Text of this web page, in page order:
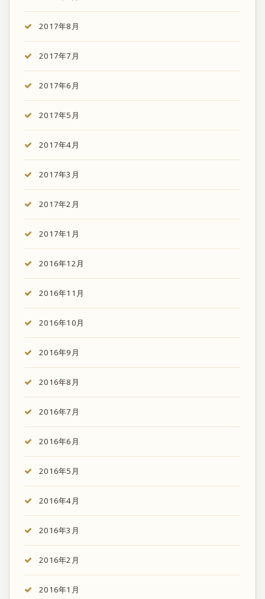
2017年8月
2017年7月
2017年6月
2017年5月
2017年4月
2017年3月
2017年2月
2017年1月
2016年12月
2016年11月
2016年10月
2016年9月
2016年8月
2016年7月
2016年6月
2016年5月
2016年4月
2016年3月
2016年2月
2016年1月